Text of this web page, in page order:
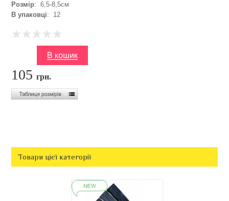
Розмір: 6,5-8,5см
В упаковці: 12
105грн.
Товари цієї категорії